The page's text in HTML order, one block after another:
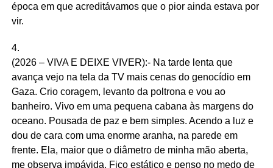
época em que acreditávamos que o pior ainda estava por
vir.
4.
(2026 – VIVA E DEIXE VIVER):- Na tarde lenta que
avança vejo na tela da TV mais cenas do genocídio em
Gaza. Crio coragem, levanto da poltrona e vou ao
banheiro. Vivo em uma pequena cabana às margens do
oceano. Pousada de paz e bem simples. Acendo a luz e
dou de cara com uma enorme aranha, na parede em
frente. Ela, maior que o diâmetro de minha mão aberta,
me observa impávida. Fico estático e penso no medo de